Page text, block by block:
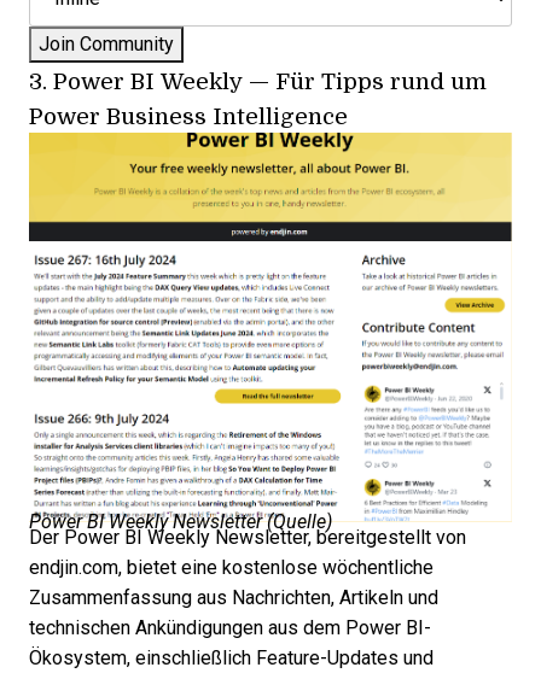
3. Power BI Weekly — Für Tipps rund um
Power Business Intelligence
Power BI Weekly Newsletter (Quelle)
Der Power BI Weekly Newsletter, bereitgestellt von
endjin.com, bietet eine kostenlose wöchentliche
Zusammenfassung aus Nachrichten, Artikeln und
technischen Ankündigungen aus dem Power BI-
Ökosystem, einschließlich Feature-Updates und